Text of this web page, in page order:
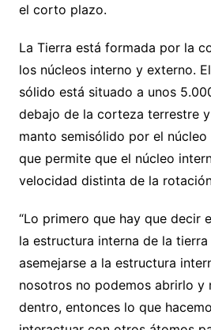
el corto plazo.
La Tierra está formada por la
los núcleos interno y externo.
sólido está situado a unos
debajo de la corteza terrestre
manto semisólido por el
que permite que el núcleo
velocidad distinta de la
“Lo primero que hay que decir
la estructura interna de la
asemejarse a la estructura
nosotros no podemos abrirlo y
dentro, entonces lo que